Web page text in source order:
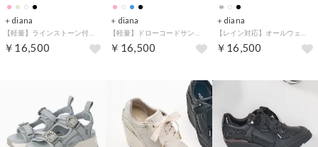
＋diana
￥16,500
＋diana
￥16,500
＋diana
￥16,500